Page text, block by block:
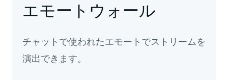
エモートウォール
チャットで使われたエモートでストリームを
演出できます。